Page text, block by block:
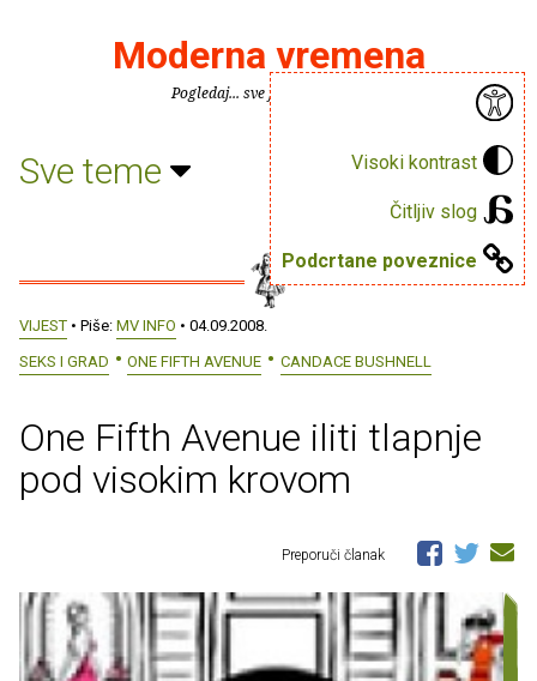
Visoki kontrast
Čitljiv slog
Podcrtane poveznice
Moderna vremena
Pogledaj... sve je puno knjiga.
Sve teme
VIJEST • Piše: MV INFO • 04.09.2008.
SEKS I GRAD
ONE FIFTH AVENUE CANDACE BUSHNELL
One Fifth Avenue iliti tlapnje
pod visokim krovom
Preporuči članak